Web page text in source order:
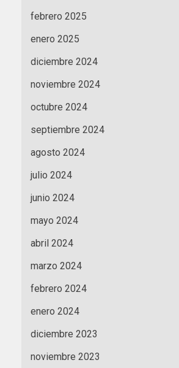
febrero 2025
enero 2025
diciembre 2024
noviembre 2024
octubre 2024
septiembre 2024
agosto 2024
julio 2024
junio 2024
mayo 2024
abril 2024
marzo 2024
febrero 2024
enero 2024
diciembre 2023
noviembre 2023